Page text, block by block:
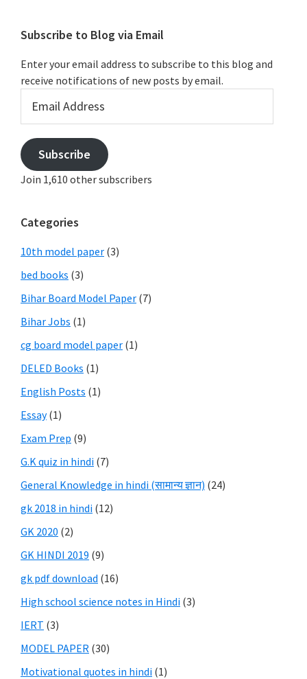
Subscribe to Blog via Email
Enter your email address to subscribe to this blog and
receive notifications of new posts by email.
Address
Subscribe
Join 1,610 other subscribers
Categories
10th model paper (3)
bed books (3)
Bihar Board Model Paper (7)
Bihar Jobs (1)
cg board model paper (1)
DELED Books (1)
English Posts (1)
Essay(1)
Exam Prep (9)
G.K quiz in hindi (7)
General Knowledge in hindi (सामान्य ज्ञान) (24)
gk 2018 in hindi (12)
GK 2020 (2)
GK HINDI 2019 (9)
gk pdf download (16)
High school science notes in Hindi (3)
IERT (3)
MODEL PAPER (30)
Motivational quotes in hindi (1)